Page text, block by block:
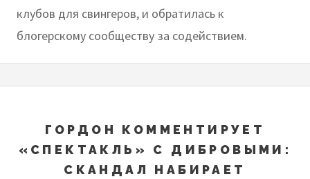
клубов для свингеров, и обратилась к
блогерскому сообществу за содействием.
ГОРДОН КОММЕНТИРУЕТ
«СПЕКТАКЛЬ» С ДИБРОВЫМИ:
СКАНДАЛ НАБИРАЕТ